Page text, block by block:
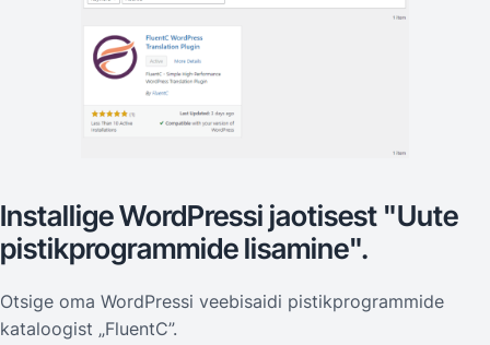
Installige WordPressi jaotisest "Uute
pistikprogrammide lisamine".
Otsige oma WordPressi veebisaidi pistikprogrammide
kataloogist „FluentC”.